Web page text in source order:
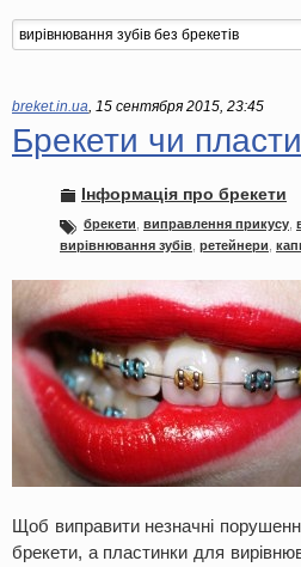
breket.in.ua, 15 сентября 2015, 23:45
Брекети чи
Інформація про брекети
брекети виправлення прикусу
вирівнювання зубів ретейнери
Щоб виправити незначні
брекети, а пластинки для